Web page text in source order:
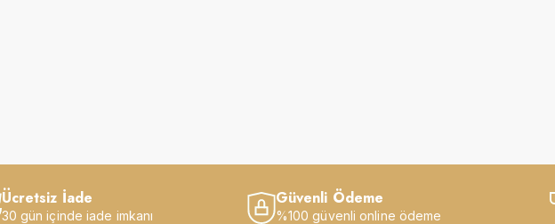
Ücretsiz İade
30 gün içinde iade imkanı
Güvenli Ödeme
%100 güvenli online ödeme